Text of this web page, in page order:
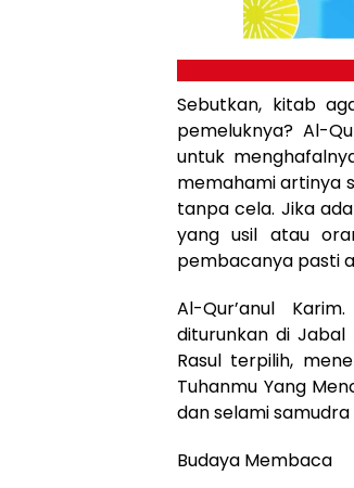
Sebutkan, kitab
pemeluknya? Al-
untuk
memahami artinya
tanpa cela. Jika
yang usil atau
pembacanya pasti
Al-Qur’anul
diturunkan di Jabal
Rasul terpilih,
Tuhanmu Yang
dan selami samudra
Budaya Membaca